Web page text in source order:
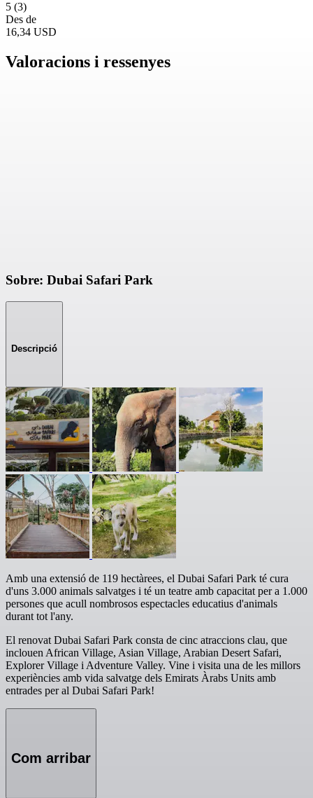
5 (3)
Des de
16,34 USD
Valoracions i ressenyes
Sobre: Dubai Safari Park
Descripció
Amb una extensió de 119 hectàrees, el Dubai Safari Park té cura
d'uns 3.000 animals salvatges i té un teatre amb capacitat per a 1.000
persones que acull nombrosos espectacles educatius d'animals
durant tot l'any.
El renovat Dubai Safari Park consta de cinc atraccions clau, que
inclouen African Village, Asian Village, Arabian Desert Safari,
Explorer Village i Adventure Valley. Vine i visita una de les millors
experiències amb vida salvatge dels Emirats Àrabs Units amb
entrades per al Dubai Safari Park!
Com arribar